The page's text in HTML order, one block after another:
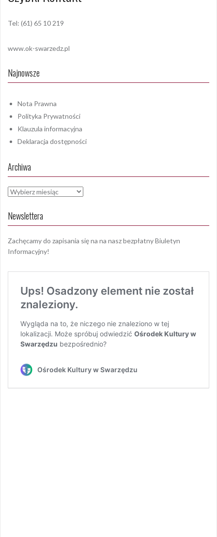
Tel: (61) 65 10 219
www.ok-swarzedz.pl
Najnowsze
Nota Prawna
Polityka Prywatności
Klauzula informacyjna
Deklaracja dostępności
Archiwa
Archiwa
Newslettera
Zachęcamy do zapisania się na na nasz bezpłatny Biuletyn
Informacyjny!